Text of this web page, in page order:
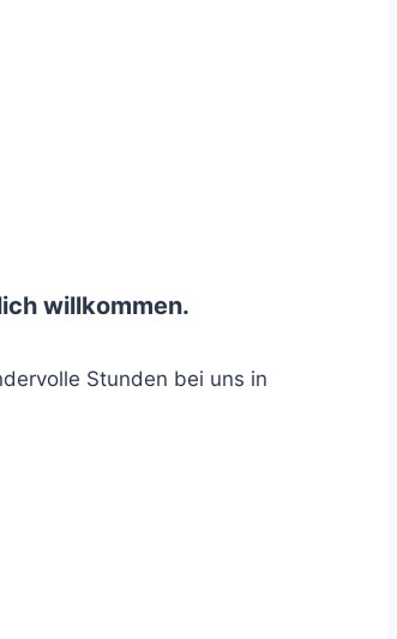
willkommen.
Stunden bei uns in